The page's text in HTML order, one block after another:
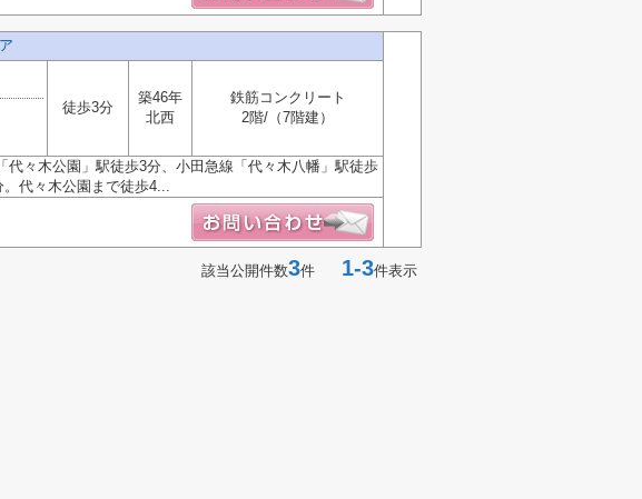
徒歩3分
築46年
北西
鉄筋コンクリート
2階/（7階建）
々木公園」駅徒歩3分、小田急線「代々木八幡」駅徒歩
代々木公園まで徒歩4...
該当公開件数3件 1-3件表示